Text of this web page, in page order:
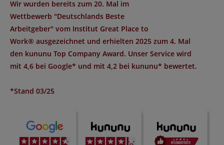
Wir wurden bereits zum 20. Mal im
Wettbewerb "Deutschlands Beste
Arbeitgeber" vom Institut Great Place to
Work® ausgezeichnet und erhielten 2025 zum 4. Mal
den kununu Top Company Award. Unser Service wird
mit 4,6 bei Google* und mit 4,2 bei kununu* bewertet.
*Stand 03/25